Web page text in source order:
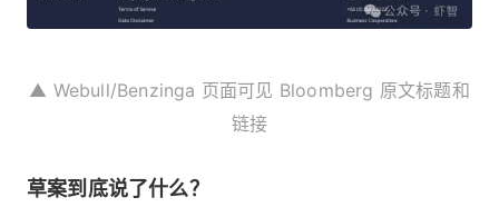
▲ Webull/Benzinga 页面可见 Bloomberg 原文标题和
链接
草案到底说了什么？